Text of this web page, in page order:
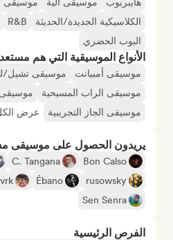
الكلاسيكية الجديدة/الحديثة
R&B
البوب الحضري
الأنواع الموسيقية التي هم
موسيقى أمبيانت
موسيقى تشيل/
موسيقى الراب المسيحية
موسيقى
موسيقى الجاز التجريبية
عرض
يريدون الحصول على موسيقى
Bon Calso
C. Tangana
rusowsky
Ébano
Sen Senra
الفرص الرئيسية